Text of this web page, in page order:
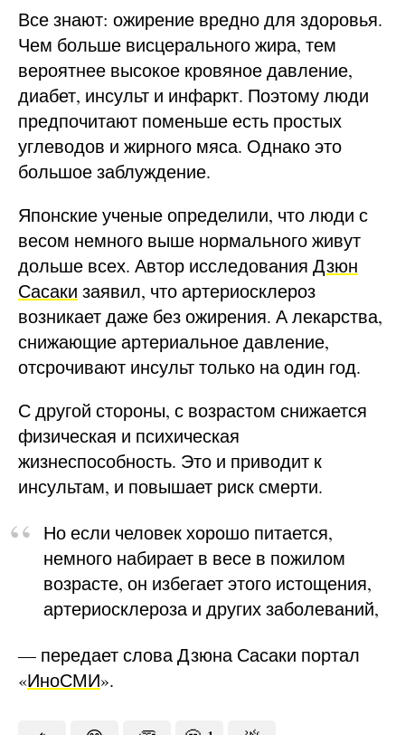
Все знают: ожирение вредно для здоровья.
Чем больше висцерального жира, тем
вероятнее высокое кровяное давление,
диабет, инсульт и инфаркт. Поэтому люди
предпочитают поменьше есть простых
углеводов и жирного мяса. Однако это
большое заблуждение.
Японские ученые определили, что люди с
весом немного выше нормального живут
дольше всех. Автор исследования Дзюн
Сасаки заявил, что артериосклероз
возникает даже без ожирения. А лекарства,
снижающие артериальное давление,
отсрочивают инсульт только на один год.
С другой стороны, с возрастом снижается
физическая и психическая
жизнеспособность. Это и приводит к
инсультам, и повышает риск смерти.
Но если человек хорошо питается,
немного набирает в весе в пожилом
возрасте, он избегает этого истощения,
артериосклероза и других заболеваний,
— передает слова Дзюна Сасаки портал
«ИноСМИ».